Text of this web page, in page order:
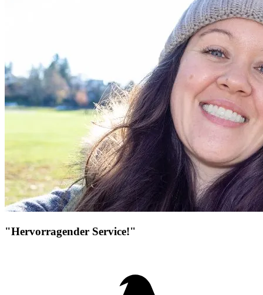
"Hervorragender Service!"